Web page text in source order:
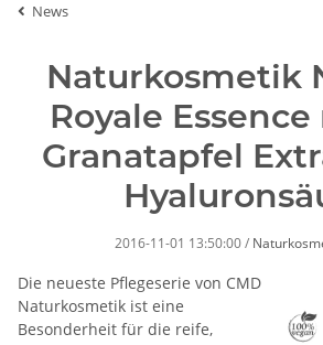
News
Naturkosmetik
Royale
Granatapfel
2016-11-01 13:50:00 /
Die neueste Pflegeserie von CMD
Naturkosmetik ist eine
Besonderheit für die reife,